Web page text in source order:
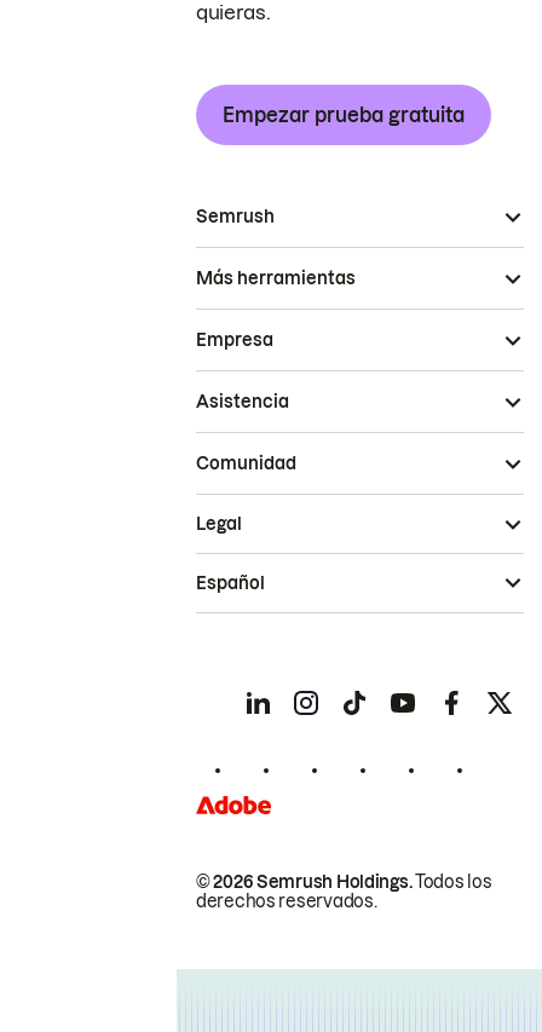
quieras.
Empezar prueba gratuita
Semrush
Más herramientas
Empresa
Asistencia
Comunidad
© 2026 Semrush Holdings.Todos los
derechos reservados.
Legal
Español